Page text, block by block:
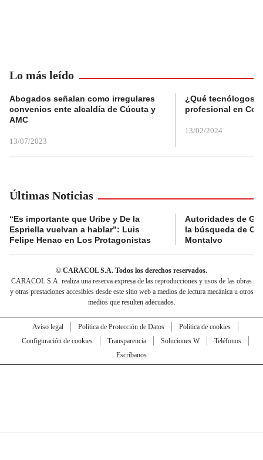
Lo más leído
Abogados señalan como irregulares
convenios ente alcaldía de Cúcuta y
AMC
13/07/2023
¿Qué tecnólogos
profesional en
13/02/2024
Últimas Noticias
“Es importante que Uribe y De la
Espriella vuelvan a hablar”: Luis
Felipe Henao en Los Protagonistas
Autoridades de
la búsqueda de
Montalvo
© CARACOL S.A. Todos los derechos reservados.
CARACOL S.A. realiza una reserva expresa de las reproducciones y usos de las obras
y otras prestaciones accesibles desde este sitio web a medios de lectura mecánica u otros
medios que resulten adecuados.
Aviso legal Política de Protección de Datos
Política de cookies
Configuración de cookies
Transparencia Soluciones W
Teléfonos
Escríbanos